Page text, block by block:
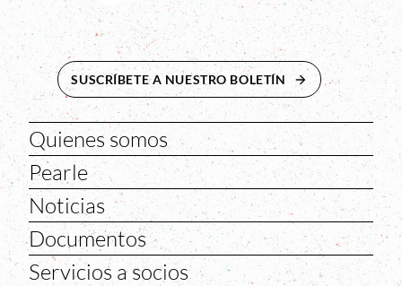
SUSCRÍBETE A NUESTRO BOLETÍN ABRE EN NUEVA
Quienes somos
Pearle
Noticias
Documentos
Servicios a socios